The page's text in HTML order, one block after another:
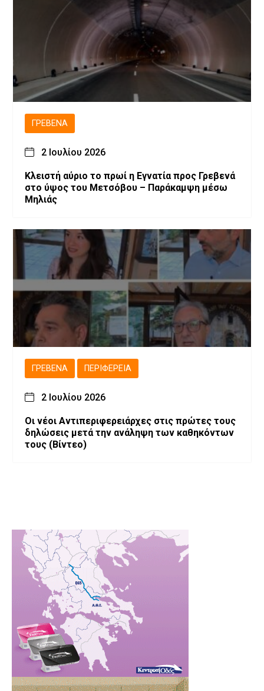
ΓΡΕΒΕΝΆ
2 Ιουλίου 2026
Κλειστή αύριο το πρωί η Εγνατία προς Γρεβενά
στο ύψος του Μετσόβου – Παράκαμψη μέσω
Μηλιάς
ΓΡΕΒΕΝΆ ΠΕΡΙΦΈΡΕΙΑ
2 Ιουλίου 2026
Οι νέοι Αντιπεριφερειάρχες στις πρώτες τους
δηλώσεις μετά την ανάληψη των καθηκόντων
τους (Βίντεο)